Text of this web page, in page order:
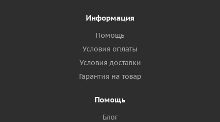
Информация
Помощь
Условия оплаты
Условия доставки
Гарантия на товар
Помощь
Блог